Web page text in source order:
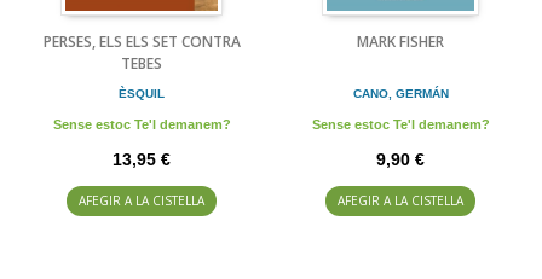
PERSES, ELS ELS SET CONTRA
TEBES
ÈSQUIL
Sense estoc Te'l demanem?
13,95 €
AFEGIR A LA CISTELLA
MARK FISHER
CANO, GERMÁN
Sense estoc Te'l demanem?
9,90 €
AFEGIR A LA CISTELLA